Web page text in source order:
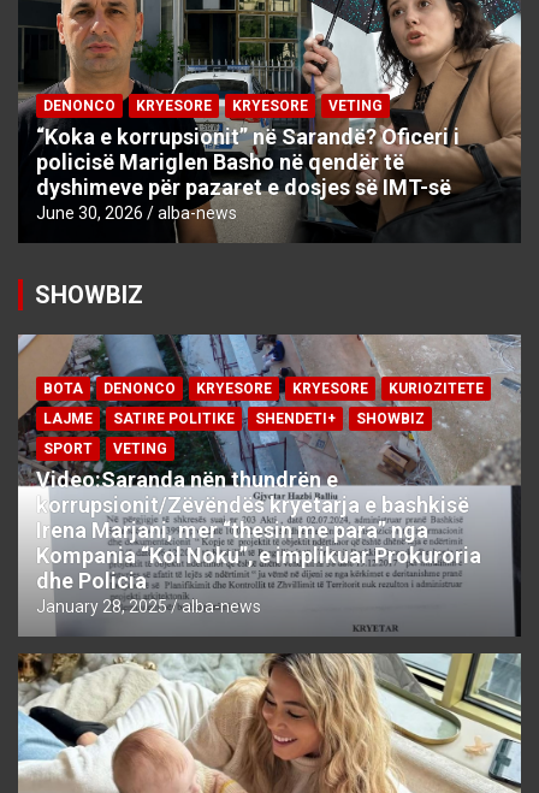
DENONCO KRYESORE KRYESORE VETING
“Koka e korrupsionit” në Sarandë? Oficeri i
policisë Mariglen Basho në qendër të
dyshimeve për pazaret e dosjes së IMT-së
June 30, 2026 alba-news
SHOWBIZ
BOTA DENONCO KRYESORE KRYESORE
KURIOZITETE
LAJME
SATIRE POLITIKE SHENDETI+
SHOWBIZ
SPORT
VETING
Video:Saranda nën thundrën e
korrupsionit/Zëvëndës kryetarja e bashkisë
Irena Marjani, mer “thesin me para” nga
Kompania “Kol Noku”, e implikuar Prokuroria
dhe Policia
January 28, 2025 alba-news